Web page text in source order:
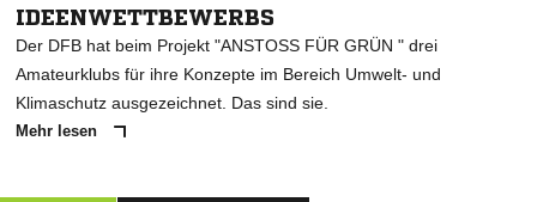
IDEENWETTBEWERBS
Der DFB hat beim Projekt "ANSTOSS FÜR GRÜN " drei
Amateurklubs für ihre Konzepte im Bereich Umwelt- und
Klimaschutz ausgezeichnet. Das sind sie.
Mehr lesen